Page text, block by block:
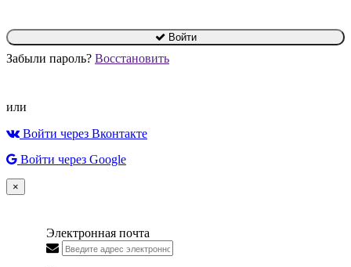
Войти
Забыли пароль? Восстановить
или
Войти через Вконтакте
Войти через Google
×
Электронная почта